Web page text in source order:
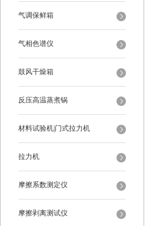
气调保鲜箱
气相色谱仪
鼓风干燥箱
反压高温蒸煮锅
材料试验机|门式拉力机
拉力机
摩擦系数测定仪
摩擦剥离测试仪